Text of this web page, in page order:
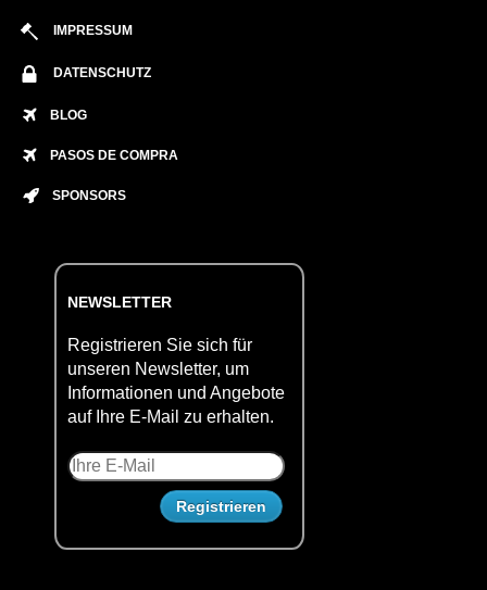
IMPRESSUM
DATENSCHUTZ
BLOG
PASOS DE COMPRA
SPONSORS
NEWSLETTER
Registrieren Sie sich für
unseren Newsletter, um
Informationen und Angebote
auf Ihre E-Mail zu erhalten.